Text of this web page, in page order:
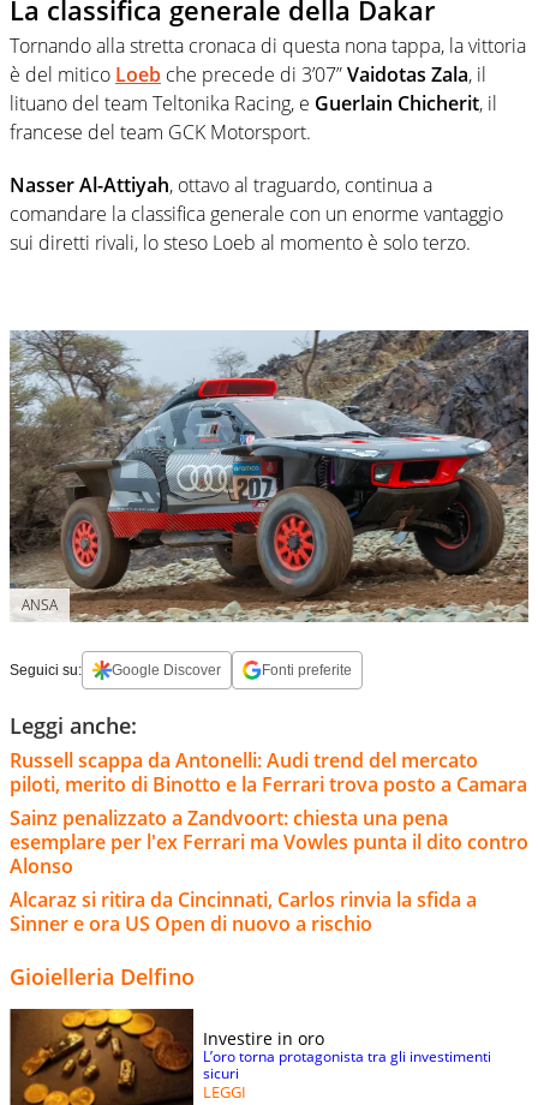
La classifica generale della Dakar
Tornando alla stretta cronaca di questa nona tappa, la vittoria
è del mitico Loeb che precede di 3’07”Vaidotas Zala, il
lituano del team Teltonika Racing, e Guerlain Chicherit, il
francese del team GCK Motorsport.
Nasser Al-Attiyah, ottavo al traguardo, continua a
comandare la classifica generale con un enorme vantaggio
sui diretti rivali, lo steso Loeb al momento è solo terzo.
ANSA
Seguici su: Google Discover Fonti preferite
Leggi anche:
Russell scappa da Antonelli: Audi trend del mercato
piloti, merito di Binotto e la Ferrari trova posto a Camara
Sainz penalizzato a Zandvoort: chiesta una pena
esemplare per l'ex Ferrari ma Vowles punta il dito contro
Alonso
Alcaraz si ritira da Cincinnati, Carlos rinvia la sfida a
Sinner e ora US Open di nuovo a rischio
Gioielleria Delfino
Investire in oro
L’oro torna protagonista tra gli investimenti
sicuri
LEGGI